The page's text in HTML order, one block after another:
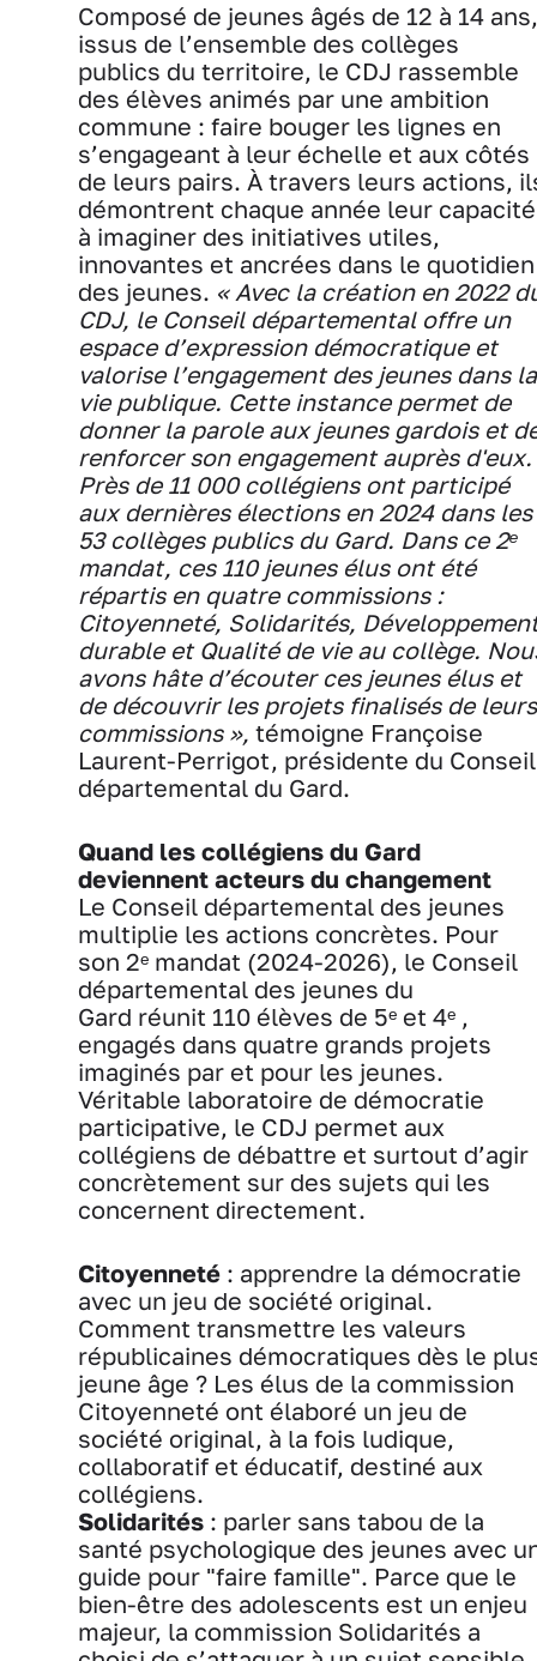
Composé de jeunes âgés de 12 à 14 ans,
issus de l’ensemble des collèges
publics du territoire, le CDJ rassemble
des élèves animés par une ambition
commune : faire bouger les lignes en
s’engageant à leur échelle et aux côtés
de leurs pairs. À travers leurs actions,
démontrent chaque année leur capacité
à imaginer des initiatives utiles,
innovantes et ancrées dans le quotidien
des jeunes. « Avec la création en 2022
CDJ, le Conseil départemental offre un
espace d’expression démocratique et
valorise l’engagement des jeunes dans la
vie publique. Cette instance permet de
donner la parole aux jeunes gardois et
renforcer son engagement auprès d'eux.
Près de 11 000 collégiens ont participé
aux dernières élections en 2024 dans les
53 collèges publics du Gard. Dans ce 2ᵉ
mandat, ces 110 jeunes élus ont été
répartis en quatre commissions :
Citoyenneté, Solidarités,
durable et Qualité de vie au collège.
avons hâte d’écouter ces jeunes élus et
de découvrir les projets finalisés de leurs
commissions », témoigne Françoise
Laurent-Perrigot, présidente du Conseil
départemental du Gard.
Quand les collégiens du Gard
deviennent acteurs du changement
Le Conseil départemental des jeunes
multiplie les actions concrètes. Pour
son 2ᵉ mandat (2024-2026), le Conseil
départemental des jeunes du
Gard réunit 110 élèves de 5ᵉ et 4ᵉ ,
engagés dans quatre grands projets
imaginés par et pour les jeunes.
Véritable laboratoire de démocratie
participative, le CDJ permet aux
collégiens de débattre et surtout d’agir
concrètement sur des sujets qui les
concernent directement.
Citoyenneté : apprendre la démocratie
avec un jeu de société original.
Comment transmettre les valeurs
républicaines démocratiques dès le
jeune âge ? Les élus de la commission
Citoyenneté ont élaboré un jeu de
société original, à la fois ludique,
collaboratif et éducatif, destiné aux
collégiens.
Solidarités : parler sans tabou de la
santé psychologique des jeunes avec
guide pour "faire famille". Parce que le
bien-être des adolescents est un enjeu
majeur, la commission Solidarités a